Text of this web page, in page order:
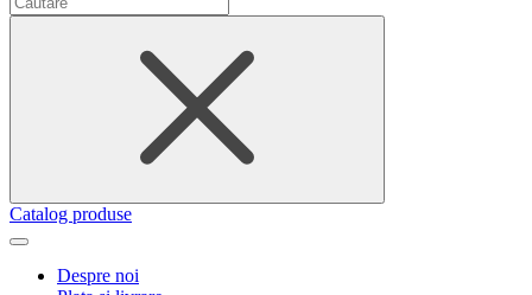
Catalog produse
Despre noi